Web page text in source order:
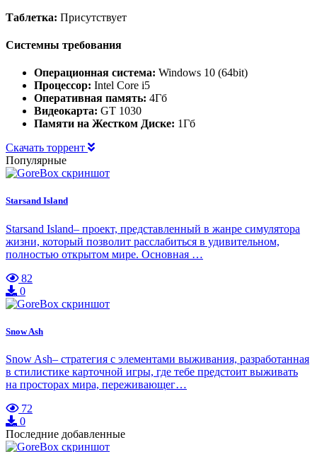
Таблетка: Присутствует
Системны требования
Операционная система: Windows 10 (64bit)
Процессор: Intel Core i5
Оперативная память: 4Гб
Видеокарта: GT 1030
Памяти на Жестком Диске: 1Гб
Скачать торрент
Популярные
Starsand Island
Starsand Island– проект, представленный в жанре симулятора
жизни, который позволит расслабиться в удивительном,
полностью открытом мире. Основная …
82
0
Snow Ash
Snow Ash– стратегия с элементами выживания, разработанная
в стилистике карточной игры, где тебе предстоит выживать
на просторах мира, переживающег…
72
0
Последние добавленные